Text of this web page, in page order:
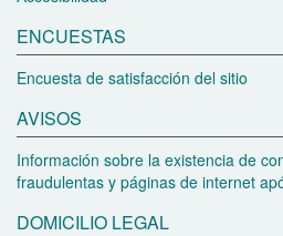
ENCUESTAS
Encuesta de satisfacción del sitio
AVISOS
Información sobre la existencia de
fraudulentas y páginas de internet
DOMICILIO LEGAL